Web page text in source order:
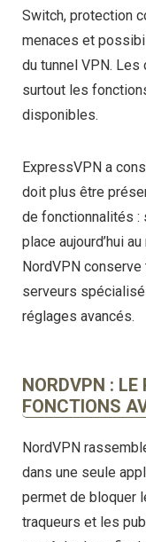
Switch, protection
menaces et
du tunnel VPN.
surtout les
disponibles.
ExpressVPN a
doit plus être
de fonctionnalités
place aujourd’hui
NordVPN
serveurs
réglages avancés.
NORDVPN : LE
FONCTIONS
NordVPN
dans une seule
permet de bloquer
traqueurs et les